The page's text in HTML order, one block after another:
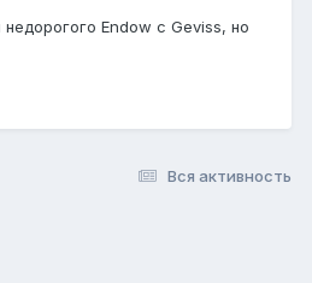
Endow с Geviss, но
Вся активность